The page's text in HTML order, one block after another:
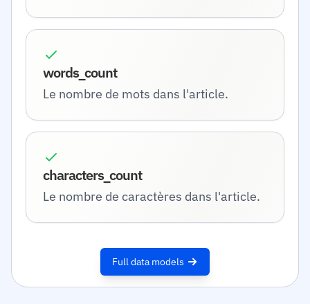
words_count
Le nombre de mots dans l'article.
characters_count
Le nombre de caractères dans l'article.
Full data models